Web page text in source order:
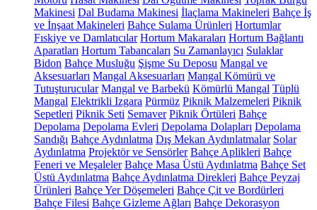
Makinesi Dal Budama Makinesi İlaçlama Makineleri Bahçe İş
ve İnşaat Makineleri Bahçe Sulama Ürünleri Hortumlar
Fıskiye ve Damlatıcılar Hortum Makaraları Hortum Bağlantı
Aparatları Hortum Tabancaları Su Zamanlayıcı Sulaklar
Bidon Bahçe Musluğu Şişme Su Deposu Mangal ve
Aksesuarları Mangal Aksesuarları Mangal Kömürü ve
Tutuşturucular Mangal ve Barbekü Kömürlü Mangal Tüplü
Mangal Elektrikli Izgara Pürmüz Piknik Malzemeleri Piknik
Sepetleri Piknik Seti Semaver Piknik Örtüleri Bahçe
Depolama Depolama Evleri Depolama Dolapları Depolama
Sandığı Bahçe Aydınlatma Dış Mekan Aydınlatmalar Solar
Aydınlatma Projektör ve Sensörler Bahçe Aplikleri Bahçe
Feneri ve Meşaleler Bahçe Masa Üstü Aydınlatma Bahçe Set
Üstü Aydınlatma Bahçe Aydınlatma Direkleri Bahçe Peyzaj
Ürünleri Bahçe Yer Döşemeleri Bahçe Çit ve Bordürleri
Bahçe Filesi Bahçe Gizleme Ağları Bahçe Dekorasyon